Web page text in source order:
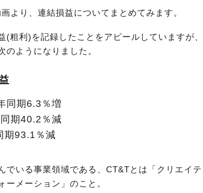
より、連結損益についてまとめてみます。
(粗利)を記録したことをアピールしていますが、
ようになりました。
同期6.3％増
期40.2％減
93.1％減
でいる事業領域である、CT&Tとは「クリエイテ
ーメーション」のこと。